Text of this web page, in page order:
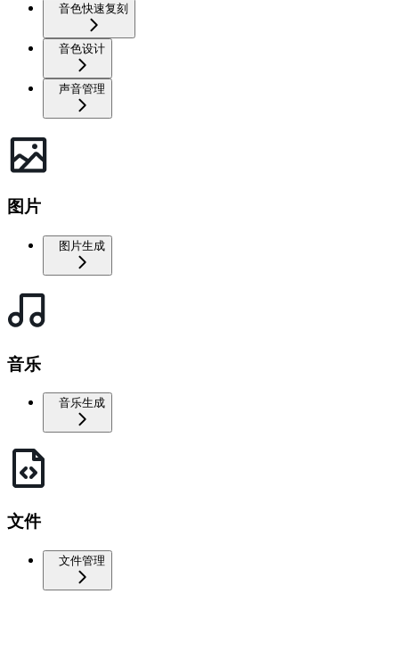
音色快速复刻
音色设计
声音管理
图片
图片生成
音乐
音乐生成
文件
文件管理